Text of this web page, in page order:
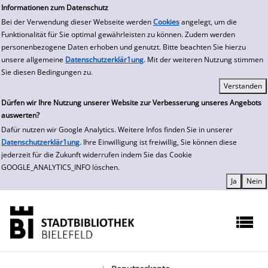
Informationen zum Datenschutz
Bei der Verwendung dieser Webseite werden Cookies angelegt, um die
Funktionalität für Sie optimal gewährleisten zu können. Zudem werden
personenbezogene Daten erhoben und genutzt. Bitte beachten Sie hierzu
unsere allgemeine Datenschutzerklär1ung. Mit der weiteren Nutzung stimmen
Sie diesen Bedingungen zu.
Dürfen wir Ihre Nutzung unserer Website zur Verbesserung unseres Angebots
auswerten?
Dafür nutzen wir Google Analytics. Weitere Infos finden Sie in unserer
Datenschutzerklär1ung. Ihre Einwilligung ist freiwillig, Sie können diese
jederzeit für die Zukunft widerrufen indem Sie das Cookie
GOOGLE_ANALYTICS_INFO löschen.
zur Navigation springen
zum Inhalt springen
Zur Detailanzeige springen